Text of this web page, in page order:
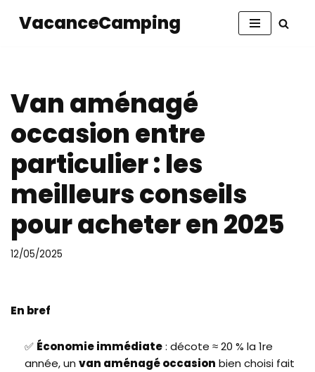
VacanceCamping
Van aménagé
occasion entre
particulier : les
meilleurs conseils
pour acheter en 2025
12/05/2025
En bref
✅ Économie immédiate: décote ≈ 20 % la 1re
année, un van aménagé occasion bien choisi fait